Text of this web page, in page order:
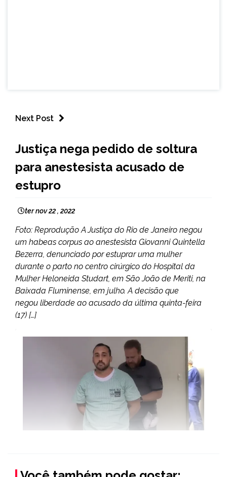
Next Post
NOTÍCIAS
Justiça nega pedido de soltura
para anestesista acusado de
estupro
ter nov 22 , 2022
Foto: Reprodução A Justiça do Rio de Janeiro negou
um habeas corpus ao anestesista Giovanni Quintella
Bezerra, denunciado por estuprar uma mulher
durante o parto no centro cirúrgico do Hospital da
Mulher Heloneida Studart, em São João de Meriti, na
Baixada Fluminense, em julho. A decisão que
negou liberdade ao acusado da última quinta-feira
(17) […]